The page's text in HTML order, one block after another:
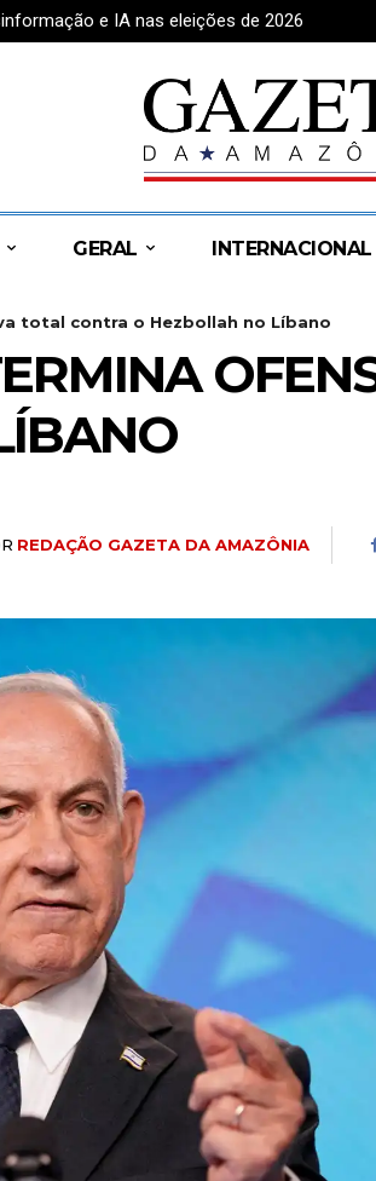
e IA nas eleições de 2026
GERAL INTERNACIONAL
total contra o Hezbollah no Líbano
REDAÇÃO GAZETA DA AMAZÔNIA